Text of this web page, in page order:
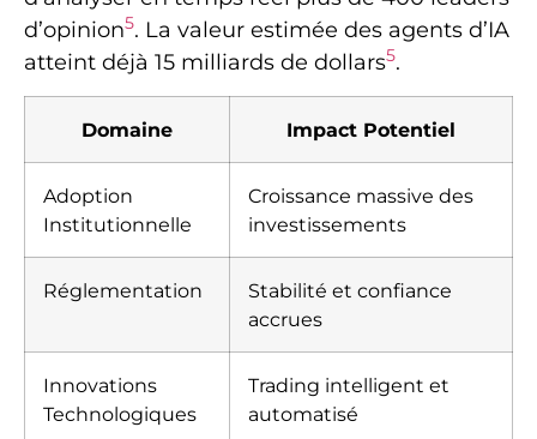
d’opinion5. La valeur estimée des agents d’IA
atteint déjà 15 milliards de dollars5.
Domaine Impact Potentiel
Adoption
Institutionnelle
Croissance massive des
investissements
Réglementation
Stabilité et confiance
accrues
Innovations
Technologiques
Trading intelligent et
automatisé